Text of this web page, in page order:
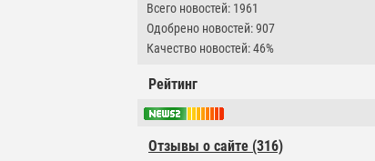
Всего новостей: 1961
Одобрено новостей: 907
Качество новостей: 46%
Рейтинг
Отзывы о сайте (316)